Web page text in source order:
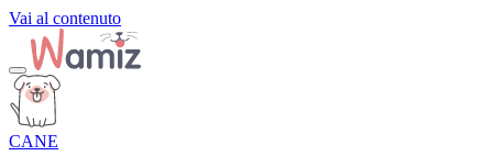
Vai al contenuto
CANE